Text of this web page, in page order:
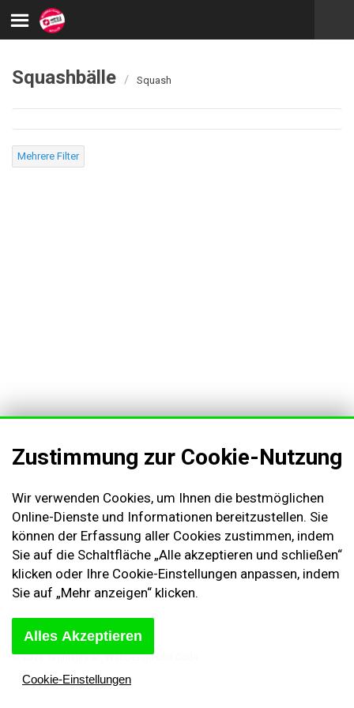
Squashbälle / Squash
Mehrere Filter
AGB & Kundeninformationen
Impressum
Cookies Einstellungen
Kontakt
Widerruf des Vertrags
Sich abmelden
© 2026 Tennislife.at, Webdesign und Code
Zustimmung zur Cookie-Nutzung
Wir verwenden Cookies, um Ihnen die bestmöglichen
Online-Dienste und Informationen bereitzustellen. Sie
können der Erfassung aller Cookies zustimmen, indem
Sie auf die Schaltfläche „Alle akzeptieren und schließen“
klicken oder Ihre Cookie-Einstellungen anpassen, indem
Sie auf „Mehr anzeigen“ klicken.
Alles Akzeptieren
Cookie-Einstellungen